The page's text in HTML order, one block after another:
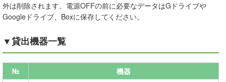
外は削除されます。電源OFFの前に必要なデータはGドライブや
Googleドライブ、Boxに保存してください。
▼貸出機器一覧
№ 機器